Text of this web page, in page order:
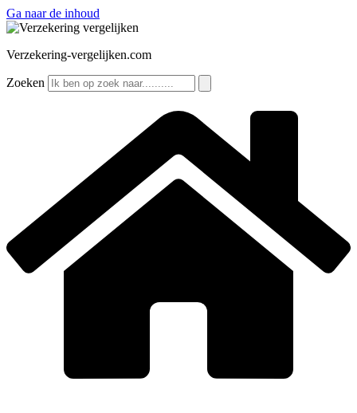
Ga naar de inhoud
Verzekering-vergelijken.com
Zoeken